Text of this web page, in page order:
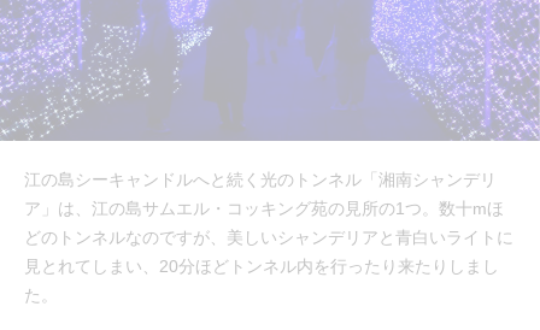
江の島シーキャンドルへと続く光のトンネル「湘南シャンデリ
ア」は、江の島サムエル・コッキング苑の見所の1つ。数十mほ
どのトンネルなのですが、美しいシャンデリアと青白いライトに
見とれてしまい、20分ほどトンネル内を行ったり来たりしまし
た。